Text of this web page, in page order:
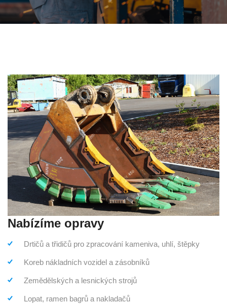
Nabízíme opravy
Drtičů a třidičů pro zpracování kameniva, uhlí, štěpky
Koreb nákladních vozidel a zásobníků
Zemědělských a lesnických strojů
Lopat, ramen bagrů a nakladačů